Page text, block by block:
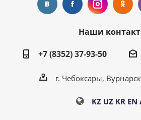
Наши
+7 (8352) 37-93-50
г. Чебоксары,
KZ UZ KR EN